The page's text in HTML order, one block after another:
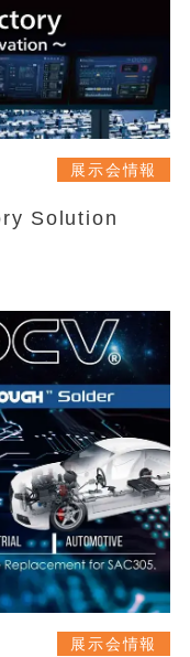
展示会情報
Solution
展示会情報